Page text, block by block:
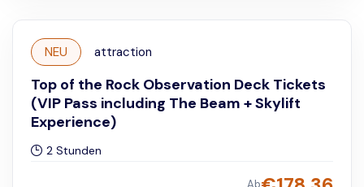
NEU attraction
Top of the Rock Observation Deck Tickets
(VIP Pass including The Beam + Skylift
Experience)
2 Stunden
Ab